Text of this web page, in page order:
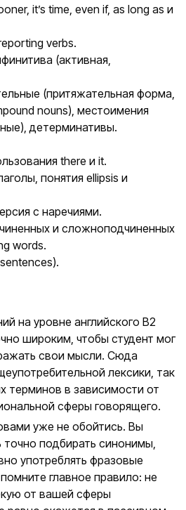
it’s time, even if, as long as и
verbs.
(активная,
(притяжательная форма,
nouns), местоимения
детерминативы.
there и it.
понятия ellipsis и
с наречиями.
и сложноподчиненных
words.
на уровне английского В2
широким, чтобы студент мог
свои мысли. Сюда
лексики, так
терминов в зависимости от
сферы говорящего.
уже не обойтись. Вы
подбирать синонимы,
употреблять фразовые
главное правило: не
от вашей сферы